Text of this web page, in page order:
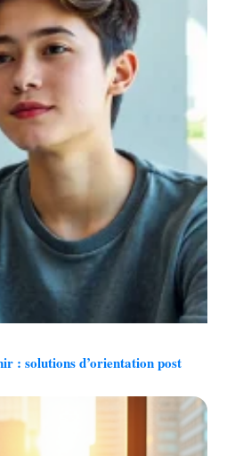
: solutions d’orientation post